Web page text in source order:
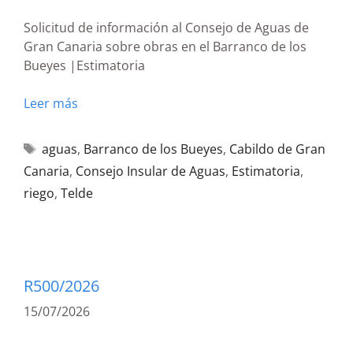
Solicitud de información al Consejo de Aguas de
Gran Canaria sobre obras en el Barranco de los
Bueyes |Estimatoria
Leer más
aguas, Barranco de los Bueyes, Cabildo de Gran
Canaria, Consejo Insular de Aguas, Estimatoria,
riego, Telde
R500/2026
15/07/2026